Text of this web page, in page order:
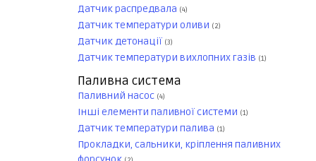
Датчик распредвала (4)
Датчик температури оливи (2)
Датчик детонації (3)
Датчик температури вихлопних газів (1)
Паливна система
Паливний насос (4)
Інші елементи паливної системи (1)
Датчик температури палива (1)
Прокладки, сальники, кріплення паливних